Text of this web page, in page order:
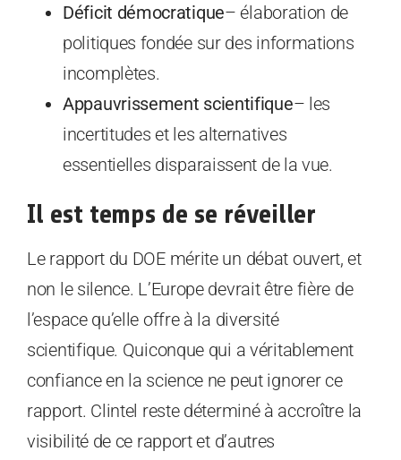
Déficit démocratique– élaboration de
politiques fondée sur des informations
incomplètes.
Appauvrissement scientifique– les
incertitudes et les alternatives
essentielles disparaissent de la vue.
Il est temps de se réveiller
Le rapport du DOE mérite un débat ouvert, et
non le silence. L’Europe devrait être fière de
l’espace qu’elle offre à la diversité
scientifique. Quiconque qui a véritablement
confiance en la science ne peut ignorer ce
rapport. Clintel reste déterminé à accroître la
visibilité de ce rapport et d’autres